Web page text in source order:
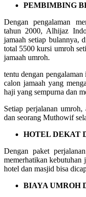
PEMBIMBING
Dengan pengalaman
tahun 2000, Alhijaz
jamaah setiap bulannya,
total 5500 kursi umroh
jamaah umroh.
tentu dengan
calon jamaah yang
haji yang sempurna dan
Setiap perjalanan
dan seorang Muthowif
HOTEL DEKAT
Dengan paket
memerhatikan kebutuhan
hotel dan masjid bisa
BIAYA UMROH